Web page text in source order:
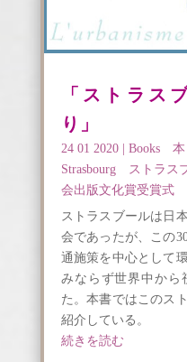
「ストラス
り」
24 01 2020| Books
Strasbourg ストラス
会出版文化賞受賞式
ストラスブールは日
会であったが、この
通施策を中心として
みならず世界中から
た。本書ではこのス
紹介している。
続きを読む